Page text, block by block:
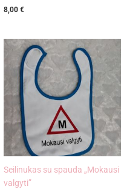
8,00 €
Seilinukas su spauda „Mokausi
valgyti”